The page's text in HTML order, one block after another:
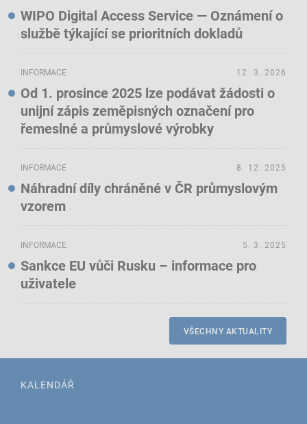
WIPO Digital Access Service — Oznámení o
službě týkající se prioritních dokladů
INFORMACE
Od 1. prosince 2025 lze podávat žádosti o
unijní zápis zeměpisných označení pro
řemeslné a průmyslové výrobky
12. 3. 2026
INFORMACE
Náhradní díly chráněné v ČR průmyslovým
vzorem
8. 12. 2025
INFORMACE
Sankce EU vůči Rusku – informace pro
uživatele
5. 3. 2025
VŠECHNY AKTUALITY
KALENDÁŘ